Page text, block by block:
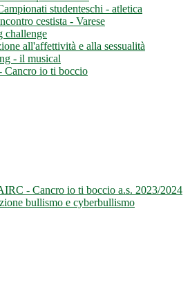
studenteschi - atletica
cestista - Varese
challenge
all'affettività e alla sessualità
- il musical
Cancro io ti boccio
- Cancro io ti boccio a.s. 2023/2024
bullismo e cyberbullismo